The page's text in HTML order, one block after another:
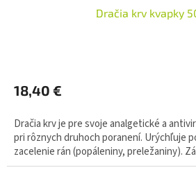
Dračia krv kvapky
18,40 €
Dračia krv je pre svoje analgetické a
pri rôznych druhoch poranení. Urýchľuje
zacelenie rán (popáleniny, preležaniny).